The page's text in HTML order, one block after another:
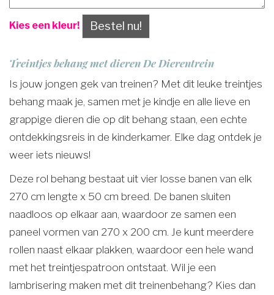
Kies een kleur! Bestel nu!
Treintjes behang met dieren De Dierentrein
Is jouw jongen gek van treinen? Met dit leuke treintjes
behang maak je, samen met je kindje en alle lieve en
grappige dieren die op dit behang staan, een echte
ontdekkingsreis in de kinderkamer. Elke dag ontdek je
weer iets nieuws!
Deze rol behang bestaat uit vier losse banen van elk
270 cm lengte x 50 cm breed. De banen sluiten
naadloos op elkaar aan, waardoor ze samen een
paneel vormen van 270 x 200 cm. Je kunt meerdere
rollen naast elkaar plakken, waardoor een hele wand
met het treintjespatroon ontstaat. Wil je een
lambrisering maken met dit treinenbehang? Kies dan